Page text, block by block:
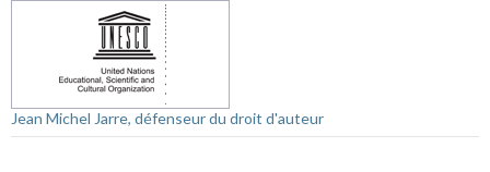
Jean Michel Jarre, défenseur du droit d'auteur